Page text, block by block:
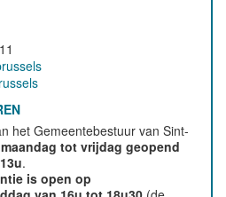
het Gemeentebestuur van Sint-
maandag tot vrijdag geopend
.
is open op